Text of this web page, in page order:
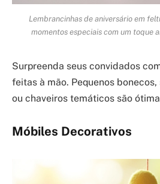
Lembrancinhas de aniversário em
momentos especiais com um toque
Surpreenda seus convidados
feitas à mão. Pequenos
ou chaveiros temáticos são
Móbiles Decorativos